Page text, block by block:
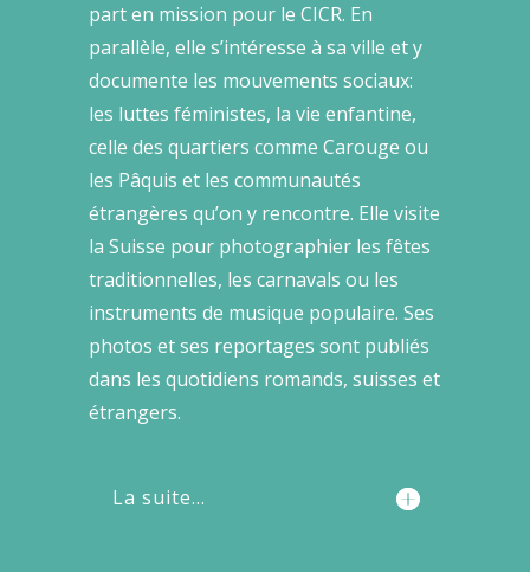
part en mission pour le CICR. En
parallèle, elle s’intéresse à sa ville et y
documente les mouvements sociaux:
les luttes féministes, la vie enfantine,
celle des quartiers comme Carouge ou
les Pâquis et les communautés
étrangères qu’on y rencontre. Elle visite
la Suisse pour photographier les fêtes
traditionnelles, les carnavals ou les
instruments de musique populaire. Ses
photos et ses reportages sont publiés
dans les quotidiens romands, suisses et
étrangers.
La suite...